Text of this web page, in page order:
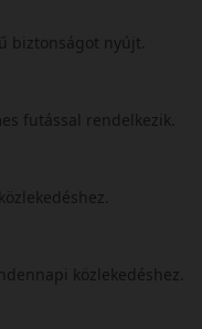
biztonságot nyújt.
futással rendelkezik.
közlekedéshez.